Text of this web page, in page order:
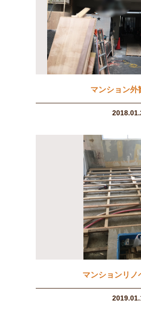
マンション外
マンションリノ